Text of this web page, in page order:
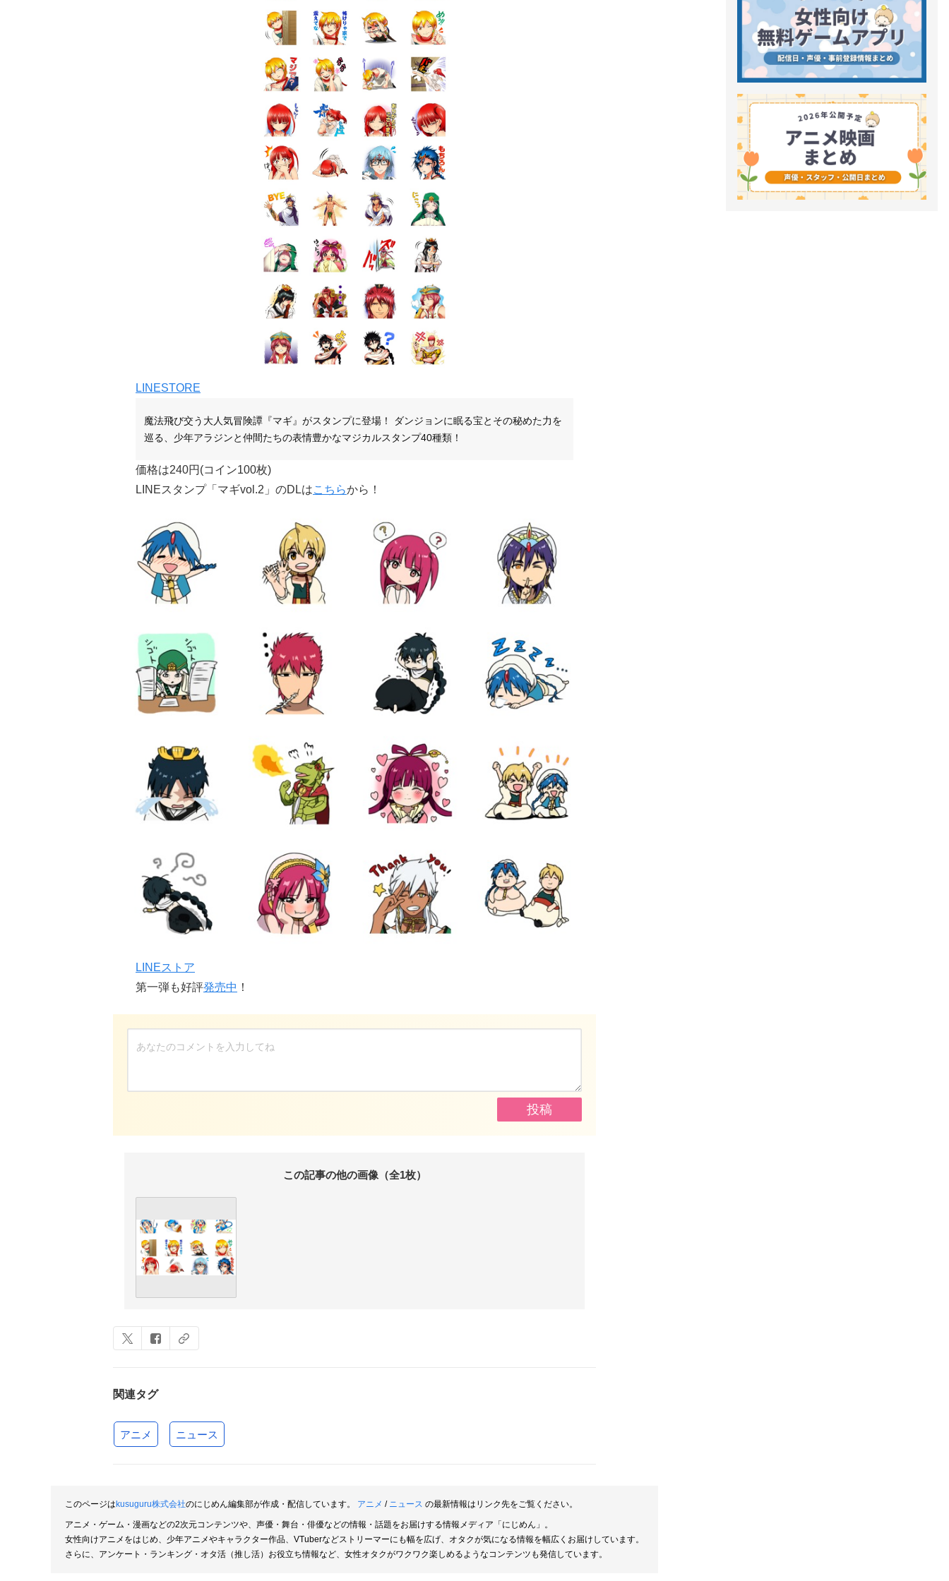
LINESTORE
魔法飛び交う大人気冒険譚『マギ』がスタンプに登場！ ダンジョンに眠る宝とその秘めた力を
巡る、少年アラジンと仲間たちの表情豊かなマジカルスタンプ40種類！
価格は240円(コイン100枚)
LINEスタンプ「マギvol.2」 のDLはこちらから！
LINEストア
第一弾も好評発売中 ！
この記事の他の画像（全1枚）
関連タグ
アニメ ニュース
このページは kusuguru株式会社のにじめん編集部が作成・配信しています。 アニメ / ニュース の最新情報はリンク先をご覧ください。
アニメ・ゲーム・漫画などの2次元コンテンツや、声優・舞台・俳優などの情報・話題をお届けする情報メディア「にじめん」。
女性向けアニメをはじめ、少年アニメやキャラクター作品、VTuberなどストリーマーにも幅を広げ、オタクが気になる情報を幅広くお届けしています。
さらに、アンケート・ランキング・オタ活（推し活）お役立ち情報など、女性オタクがワクワク楽しめるようなコンテンツも発信しています。